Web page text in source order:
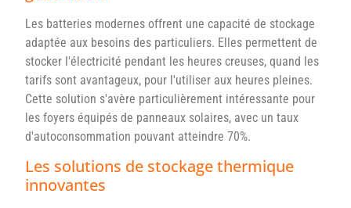
Les batteries modernes offrent une capacité de stockage
adaptée aux besoins des particuliers. Elles permettent de
stocker l'électricité pendant les heures creuses, quand les
tarifs sont avantageux, pour l'utiliser aux heures pleines.
Cette solution s'avère particulièrement intéressante pour
les foyers équipés de panneaux solaires, avec un taux
d'autoconsommation pouvant atteindre 70%.
Les solutions de stockage thermique
innovantes